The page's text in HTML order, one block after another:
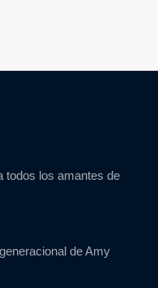
todos los amantes de
de Amy